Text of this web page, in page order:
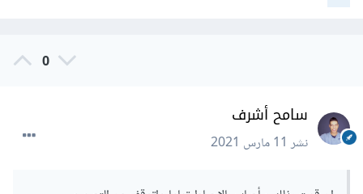
0
سامح أشرف
نشر11 مارس 2021